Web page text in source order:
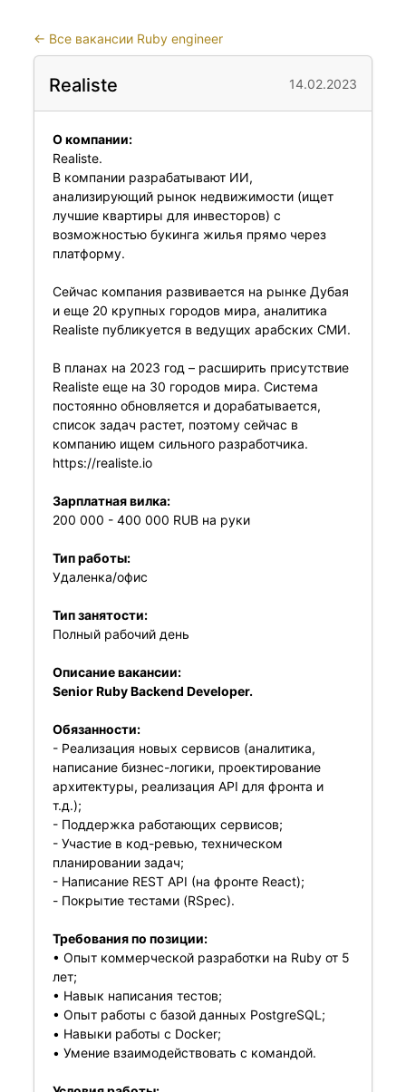
← Все вакансии Ruby engineer
Realiste 14.02.2023
О компании:
Realiste.
В компании разрабатывают ИИ,
анализирующий рынок недвижимости (ищет
лучшие квартиры для инвесторов) с
возможностью букинга жилья прямо через
платформу.
Сейчас компания развивается на рынке Дубая
и еще 20 крупных городов мира, аналитика
Realiste публикуется в ведущих арабских СМИ.
В планах на 2023 год – расширить присутствие
Realiste еще на 30 городов мира. Система
постоянно обновляется и дорабатывается,
список задач растет, поэтому сейчас в
компанию ищем сильного разработчика.
https://realiste.io
Зарплатная вилка:
200 000 - 400 000 RUB на руки
Тип работы:
Удаленка/офис
Тип занятости:
Полный рабочий день
Описание вакансии:
Senior Ruby Backend Developer.
Обязанности:
- Реализация новых сервисов (аналитика,
написание бизнес-логики, проектирование
архитектуры, реализация API для фронта и
т.д.);
- Поддержка работающих сервисов;
- Участие в код-ревью, техническом
планировании задач;
- Написание REST API (на фронте React);
- Покрытие тестами (RSpec).
Требования по позиции:
• Опыт коммерческой разработки на Ruby от 5
лет;
• Навык написания тестов;
• Опыт работы с базой данных PostgreSQL;
• Навыки работы с Docker;
• Умение взаимодействовать с командой.